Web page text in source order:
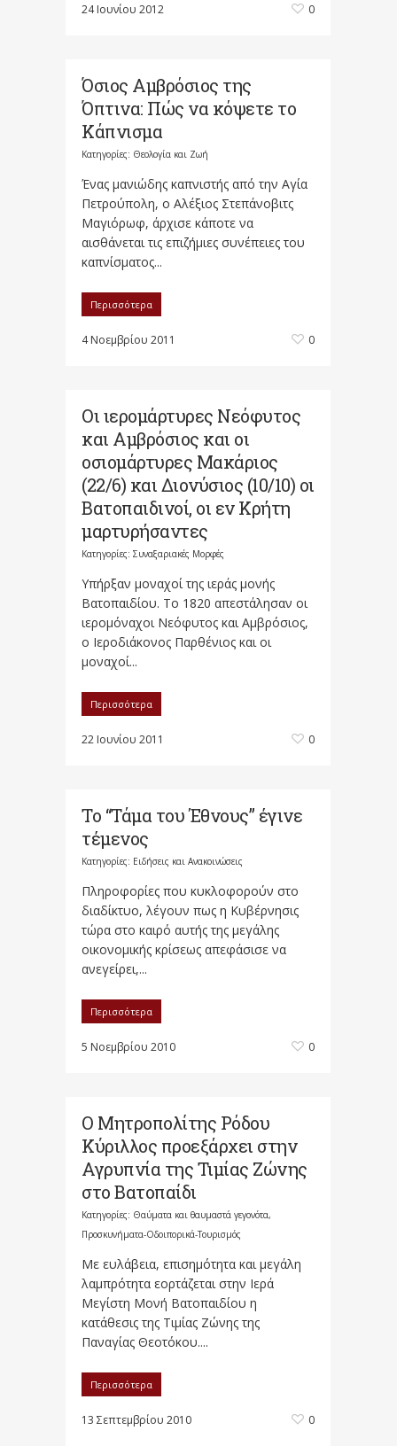
24 Ιουνίου 2012 0
Όσιος Αμβρόσιος της
Όπτινα: Πώς να κόψετε το
Κάπνισμα
Κατηγορίες: Θεολογία και Ζωή
Ένας μανιώδης καπνιστής από την Αγία
Πετρούπολη, ο Αλέξιος Στεπάνοβιτς
Μαγιόρωφ, άρχισε κάποτε να
αισθάνεται τις επιζήμιες συνέπειες του
καπνίσματος...
Περισσότερα
4 Νοεμβρίου 2011 0
Οι ιερομάρτυρες Νεόφυτος
και Αμβρόσιος και οι
οσιομάρτυρες Μακάριος
(22/6) και Διονύσιος (10/10) οι
Βατοπαιδινοί, οι εν Κρήτη
μαρτυρήσαντες
Κατηγορίες: Συναξαριακές Μορφές
Υπήρξαν μοναχοί της ιεράς μονής
Βατοπαιδίου. Το 1820 απεστάλησαν οι
ιερομόναχοι Νεόφυτος και Αμβρόσιος,
ο Ιεροδιάκονος Παρθένιος και οι
μοναχοί...
Περισσότερα
22 Ιουνίου 2011 0
Το “Τάμα του Έθνους” έγινε
τέμενος
Κατηγορίες: Ειδήσεις και Ανακοινώσεις
Πληροφορίες που κυκλοφορούν στο
διαδίκτυο, λέγουν πως η Κυβέρνησις
τώρα στο καιρό αυτής της μεγάλης
οικονομικής κρίσεως απεφάσισε να
ανεγείρει,...
Περισσότερα
5 Νοεμβρίου 2010 0
Ο Μητροπολίτης Ρόδου
Κύριλλος προεξάρχει στην
Αγρυπνία της Τιμίας Ζώνης
στο Βατοπαίδι
Κατηγορίες: Θαύματα και θαυμαστά γεγονότα,
Προσκυνήματα-Οδοιπορικά-Τουρισμός
Με ευλάβεια, επισημότητα και μεγάλη
λαμπρότητα εορτάζεται στην Ιερά
Μεγίστη Μονή Βατοπαιδίου η
κατάθεσις της Τιμίας Ζώνης της
Παναγίας Θεοτόκου....
Περισσότερα
13 Σεπτεμβρίου 2010 0